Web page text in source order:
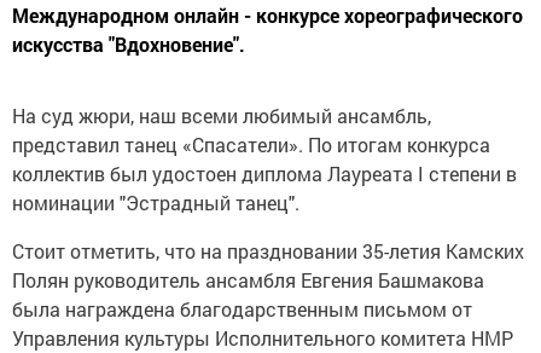
Международном онлайн - конкурсе хореографического
искусства "Вдохновение".
На суд жюри, наш всеми любимый ансамбль,
представил танец «Спасатели». По итогам конкурса
коллектив был удостоен диплома Лауреата I степени в
номинации "Эстрадный танец".
Стоит отметить, что на праздновании 35-летия Камских
Полян руководитель ансамбля Евгения Башмакова
была награждена благодарственным письмом от
Управления культуры Исполнительного комитета НМР